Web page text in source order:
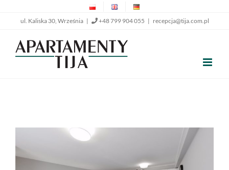
zawartości
ul. Kaliska 30, Września | +48 799 904 055 | recepcja@tija.com.pl